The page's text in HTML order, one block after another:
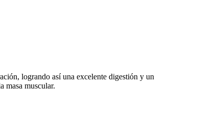
logrando así una excelente digestión y un
masa muscular.